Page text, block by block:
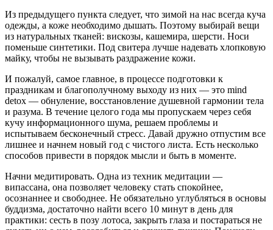
Из предыдущего пункта следует, что зимой на нас всегда куча
одежды, а коже необходимо ды­шать. Поэтому выбирай вещи
из натуральных тка­ней: вискозы, кашемира, шерсти. Носи
поменьше синтетики. Под свитера лучше надевать хлопковую
майку, чтобы не вызывать раздражение кожи.
И пожалуй, самое главное, в процессе подготовки к
праздникам и благополучному выходу из них — это mind
detox — обнуление, восстановление душев­ной гармонии тела
и разума. В течение целого года мы пропускаем через себя
кучу информационного шума, решаем проблемы и
испытываем бесконеч­ный стресс. Давай дружно отпустим все
лишнее и начнем новый год с чистого листа. Есть несколько
способов привести в порядок мысли и быть в мо­менте.
Начни медитировать. Одна из техник медита­ции —
випассана, она позволяет человеку стать спо­койнее,
осознаннее и свободнее. Не обязательно углубляться в основы
буддизма, достаточно найти всего 10 минут в день для
практики: сесть в позу лотоса, закрыть глаза и постараться не